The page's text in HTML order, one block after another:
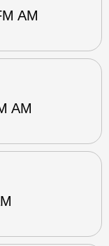
AM
AM